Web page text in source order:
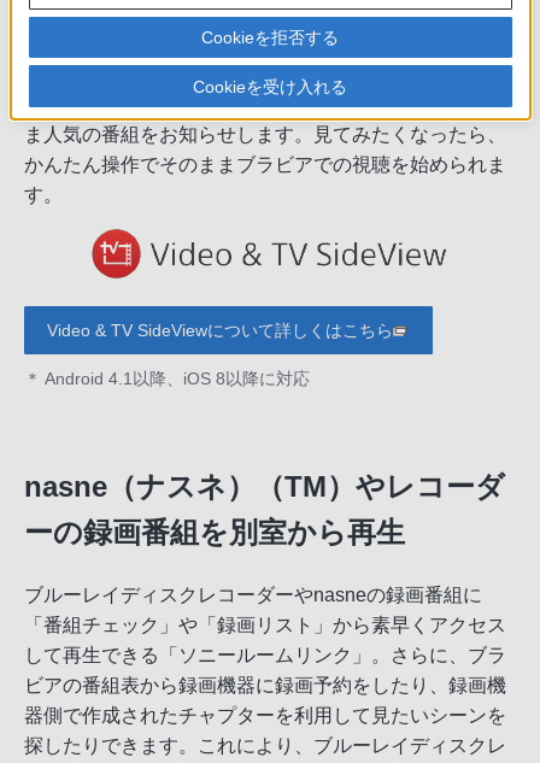
り、番組表や番組情報をチェックしながら手軽にテレビ
視聴を楽しめるアプリ「Video & TV SideView」。さら
に、スマートフォン（＊）とブラビアをペアリングして
おけば、自宅（ホームネットワーク）に入ったときにい
ま人気の番組をお知らせします。見てみたくなったら、
かんたん操作でそのままブラビアでの視聴を始められま
す。
Video & TV SideViewについて詳しくはこちら
＊ Android 4.1以降、iOS 8以降に対応
nasne（ナスネ）（TM）やレコーダ
ーの録画番組を別室から再生
ブルーレイディスクレコーダーやnasneの録画番組に
「番組チェック」や「録画リスト」から素早くアクセス
して再生できる「ソニールームリンク」。さらに、ブラ
ビアの番組表から録画機器に録画予約をしたり、録画機
器側で作成されたチャプターを利用して見たいシーンを
探したりできます。これにより、ブルーレイディスクレ
Cookieを拒否する
Cookieを受け入れる